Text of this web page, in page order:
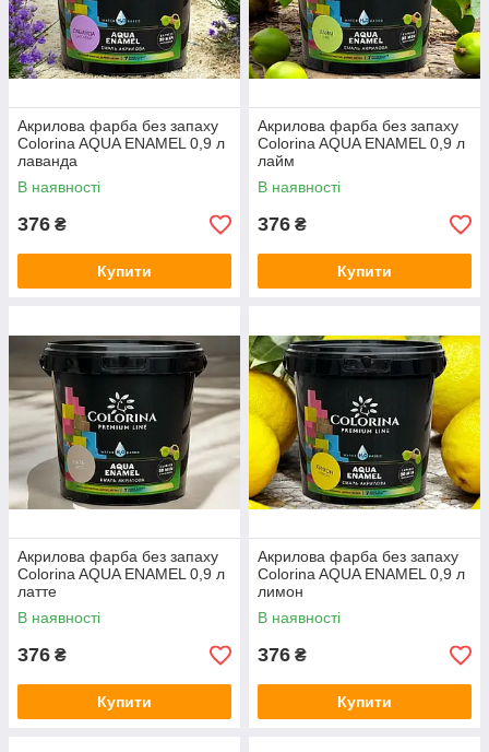
Акрилова фарба без запаху
Colorina AQUA ENAMEL 0,9 л
лаванда
В наявності
376 ₴
Купити
Акрилова фарба без запаху
Colorina AQUA ENAMEL 0,9 л
лайм
В наявності
376 ₴
Купити
Акрилова фарба без запаху
Colorina AQUA ENAMEL 0,9 л
латте
В наявності
376 ₴
Купити
Акрилова фарба без запаху
Colorina AQUA ENAMEL 0,9 л
лимон
В наявності
376 ₴
Купити